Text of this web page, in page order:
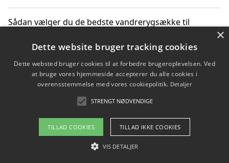
Sådan vælger du de bedste vandrerygsække til
Copyright 2026 - Pilanto Aps
Om / kontakt
×
Dette website bruger tracking cookies
Dette websted bruger cookies til at forbedre brugeroplevelsen. Ved
at bruge vores hjemmeside accepterer du alle cookies i
overensstemmelse med vores cookiepolitik. Detaljer
STRENGT NØDVENDIGE
TILLAD COOKIES TILLAD IKKE COOKIES
VIS DETALJER